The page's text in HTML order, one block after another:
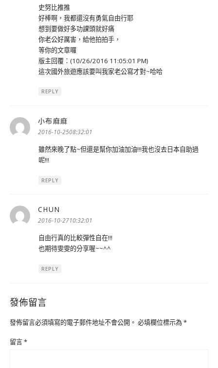
史努比推推
好棒啊，我都還沒有勇氣自由行耶
想到要做好多功課頭就好痛
你老公好厲害，給他拍拍手，
等你的文章囉
版主回覆：(10/26/2016 11:05:01 PM)
這次國外旅遊應該要叫我家老公寫才對~哈哈
REPLY
小布麻麻
示:
2016-10-2508:32:01
雖然來晚了點~但還是幫你加油加油!!!我也沒去日本自助過
呢!!!
REPLY
CHUN
示:
2016-10-2710:32:01
自由行真的比較彈性自在!!!
也期待雯雯的分享喔~~^^
REPLY
發佈留言
發佈留言必須填寫的電子郵件地址不會公開。 必填欄位標示為*
留言*